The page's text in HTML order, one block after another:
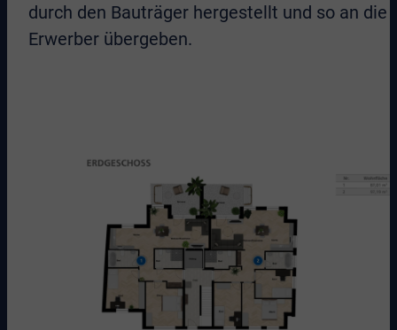
durch den Bauträger hergestellt und so an die
Erwerber übergeben.